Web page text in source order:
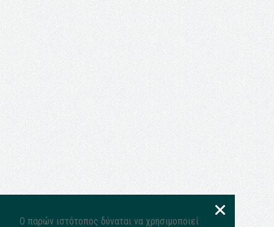
Ο παρών ιστότοπος δύναται να χρησιμοποιεί